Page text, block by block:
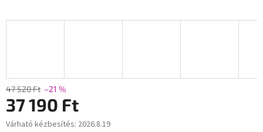
47 520 Ft –21 %
37 190 Ft
Egységár:
Várható kézbesítés: 2026.8.19